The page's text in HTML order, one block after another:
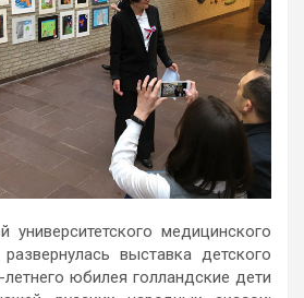
университетского медицинского
выставка детского
юбилея голландские дети